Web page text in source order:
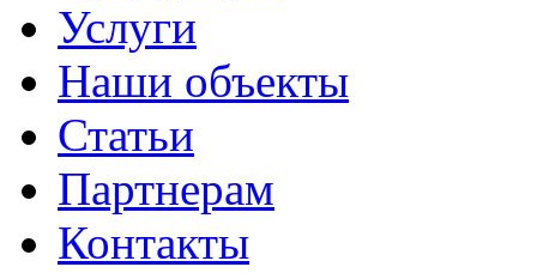
Услуги
Наши объекты
Статьи
Партнерам
Контакты